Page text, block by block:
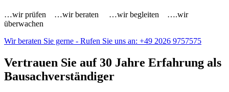
…wir prüfen …wir beraten …wir begleiten ….wir
überwachen
Wir beraten Sie gerne - Rufen Sie uns an: +49 2026 9757575
Vertrauen Sie auf 30 Jahre Erfahrung als
Bausachverständiger